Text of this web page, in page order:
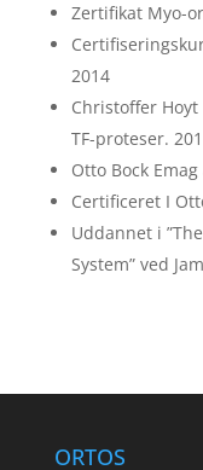
Zertifikat Myo-
2014
Christoffer
TF-proteser.
Otto Bock
Certificeret I
Uddannet i
System” ved
ORTOS